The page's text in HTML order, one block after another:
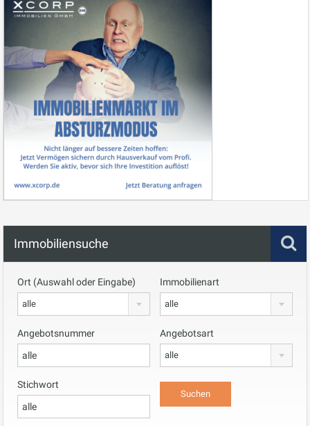
Immobiliensuche
Ort (Auswahl oder Eingabe)
alle
Immobilienart
alle
Angebotsnummer Angebotsart
alle
Stichwort